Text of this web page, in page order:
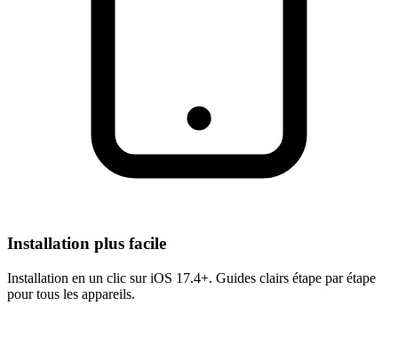
Installation plus facile
Installation en un clic sur iOS 17.4+. Guides clairs étape par étape
pour tous les appareils.